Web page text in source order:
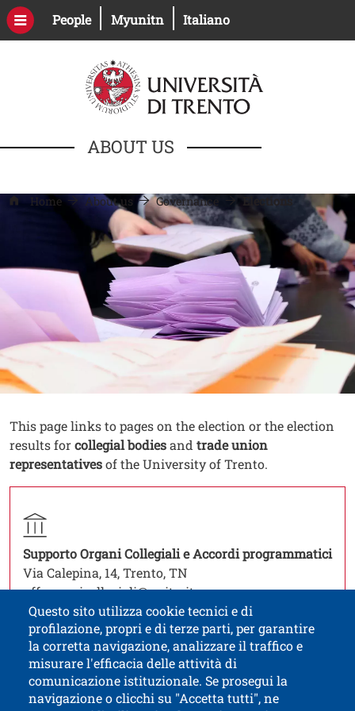
PeopleOpen this link in a new window
MyunitnOpen this link in a new
Italiano
ABOUT US
Home About us Governance Elections
Contenuto
Testo
This page links to pages on the election or the election
results forcollegial bodiesand trade union
representativesof the University of Trento.
Supporto Organi Collegiali e Accordi programmatici
Via Calepina, 14, Trento, TN
uff.organicollegiali@unitn.it
Questo sito utilizza cookie tecnici e di
profilazione, propri e di terze parti, per garantire
la corretta navigazione, analizzare il traffico e
misurare l'efficacia delle attività di
comunicazione istituzionale. Se prosegui la
navigazione o clicchi su "Accetta tutti", ne
University of Trento
via Calepina, 14 - I-38122 Trento